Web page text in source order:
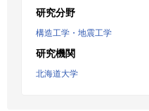
研究分野
構造工学・地震工学
研究機関
北海道大学